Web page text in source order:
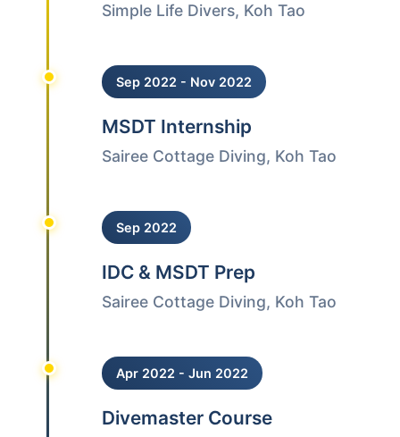
Simple Life Divers, Koh Tao
Sep 2022 - Nov 2022
MSDT Internship
Sairee Cottage Diving, Koh Tao
Sep 2022
IDC & MSDT Prep
Sairee Cottage Diving, Koh Tao
Apr 2022 - Jun 2022
Divemaster Course